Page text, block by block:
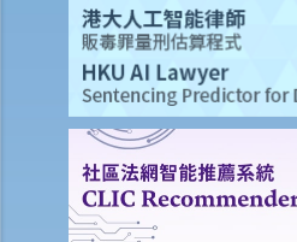
4. 我是否需要委任律師或會計師擔任
或會計師作為臨時清盤人之費用，政
擔任臨時清盤人？
E. 清盤以外之解決方法
F. 自動清盤
1. 本公司有重大負債並無法繼續經營